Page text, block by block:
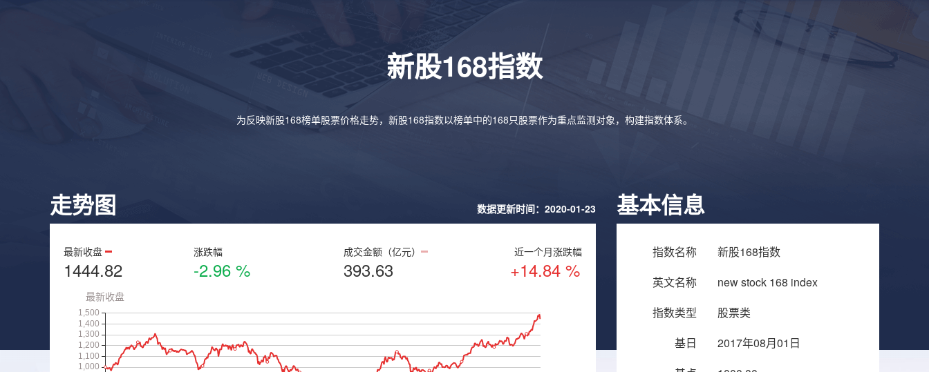
新股168指数
为反映新股168榜单股票价格走势，新股168指数以榜单中的168只股票作为重点监测对象，构建指数体系。
走势图 数据更新时间：2020-01-23
最新收盘
1444.82
涨跌幅
-2.96 %
成交金额（亿元）
393.63
近一个月涨跌幅
+14.84 %
基本信息
指数名称
新股168指数
英文名称
new stock 168 index
指数类型
股票类
基日
2017年08月01日